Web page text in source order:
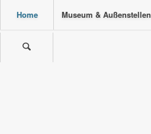
Home Museum & Außenstellen